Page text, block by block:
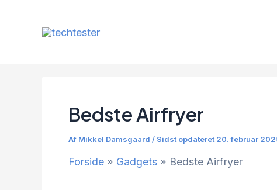
Bedste Airfryer
Af Mikkel Damsgaard / Sidst opdateret 20. februar
Forside Gadgets Bedste Airfryer